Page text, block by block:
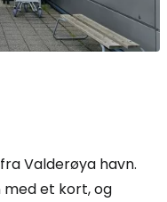
Valderøya havn.
med et kort, og